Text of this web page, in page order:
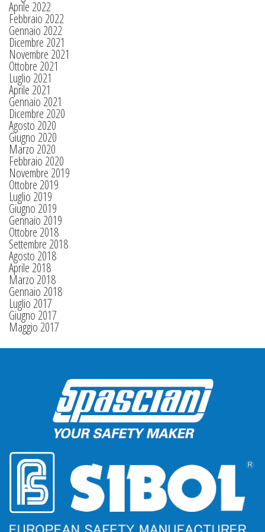
Aprile 2022
Febbraio 2022
Gennaio 2022
Dicembre 2021
Novembre 2021
Ottobre 2021
Luglio 2021
Aprile 2021
Gennaio 2021
Dicembre 2020
Agosto 2020
Giugno 2020
Marzo 2020
Febbraio 2020
Novembre 2019
Ottobre 2019
Luglio 2019
Giugno 2019
Gennaio 2019
Ottobre 2018
Settembre 2018
Agosto 2018
Aprile 2018
Marzo 2018
Gennaio 2018
Luglio 2017
Giugno 2017
Maggio 2017